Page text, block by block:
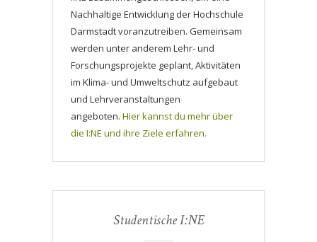
Nachhaltige Entwicklung der Hochschule
Darmstadt voranzutreiben. Gemeinsam
werden unter anderem Lehr- und
Forschungsprojekte geplant, Aktivitäten
im Klima- und Umweltschutz aufgebaut
und Lehrveranstaltungen
angeboten. Hier kannst du mehr über
die I:NE und ihre Ziele erfahren.
Studentische I:NE